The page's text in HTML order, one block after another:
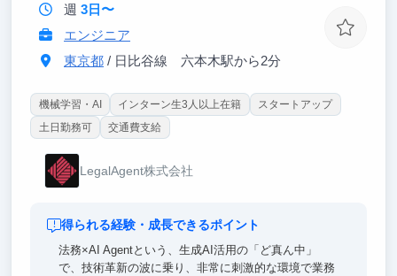
週 3日〜
エンジニア
東京都/ 日比谷線 六本木駅から2分
機械学習・AI インターン生3人以上在籍
スタートアップ
土日勤務可
交通費支給
LegalAgent株式会社
得られる経験・成長できるポイント
法務×AI Agentという、生成AI活用の「ど真ん中」
で、技術革新の波に乗り、非常に刺激的な環境で業務